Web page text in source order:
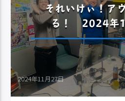
それいけぃ！ア
る！ 2024年
2024年11月27日